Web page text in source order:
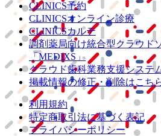
CLINICS予約
CLINICSオンライン診療
CLINICSカルテ
調剤薬局向け統合型クラウド
「MEDIXS」
クラウド歯科業務支援システ
掲載情報の修正・削除はこち
利用規約
特定商取引法に基づく表記
プライバシーポリシー